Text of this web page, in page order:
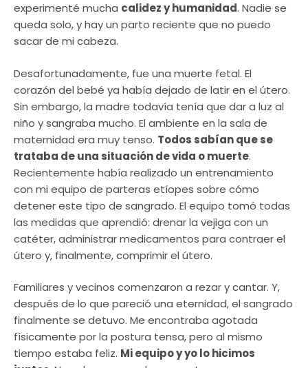
experimenté mucha calidez y humanidad. Nadie se
queda solo, y hay un parto reciente que no puedo
sacar de mi cabeza.
Desafortunadamente, fue una muerte fetal. El
corazón del bebé ya había dejado de latir en el útero.
Sin embargo, la madre todavía tenía que dar a luz al
niño y sangraba mucho. El ambiente en la sala de
maternidad era muy tenso. Todos sabían que se
trataba de una situación de vida o muerte.
Recientemente había realizado un entrenamiento
con mi equipo de parteras etíopes sobre cómo
detener este tipo de sangrado. El equipo tomó todas
las medidas que aprendió: drenar la vejiga con un
catéter, administrar medicamentos para contraer el
útero y, finalmente, comprimir el útero.
Familiares y vecinos comenzaron a rezar y cantar. Y,
después de lo que pareció una eternidad, el sangrado
finalmente se detuvo. Me encontraba agotada
físicamente por la postura tensa, pero al mismo
tiempo estaba feliz. Mi equipo y yo lo hicimos